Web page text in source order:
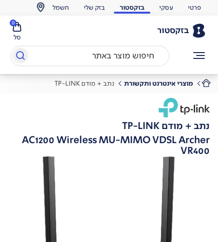
פרטי עסקי בזקסטור בזק שלי חשמל
בזקסטור
סל
0
מוצרי אינטרנט ותקשורת נתב + מודם TP-LINK
נתב + מודם TP-LINK
AC1200 Wireless MU-MIMO VDSL Archer
VR400